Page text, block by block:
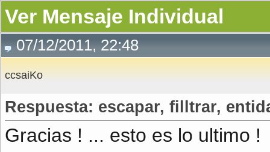
Ver Mensaje Individual
07/12/2011, 22:48
ccsaiKo
Respuesta: escapar, filltrar,
Gracias ! ... esto es lo ultimo !